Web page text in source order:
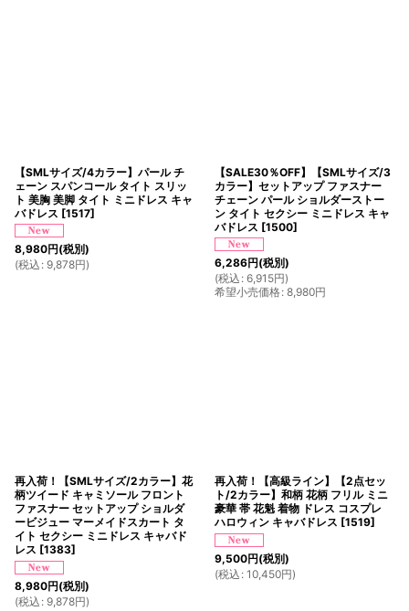
【SMLサイズ/4カラー】パール チ
ェーン スパンコール タイト スリッ
ト 美胸 美脚 タイト ミニドレス キャ
バドレス [1517]
8,980円(税別)
(税込 : 9,878円)
【SALE30％OFF】【SMLサイズ/3
カラー】セットアップ ファスナー
チェーン パール ショルダーストー
ン タイト セクシー ミニドレス キャ
バドレス [1500]
6,286円(税別)
(税込 : 6,915円)
希望小売価格: 8,980円
再入荷！【SMLサイズ/2カラー】花
柄ツイード キャミソール フロント
ファスナー セットアップ ショルダ
ービジュー マーメイドスカート タ
イト セクシー ミニドレス キャバド
レス [1383]
8,980円(税別)
(税込 : 9,878円)
再入荷！【高級ライン】【2点セッ
ト/2カラー】和柄 花柄 フリル ミニ
豪華 帯 花魁 着物 ドレス コスプレ
ハロウィン キャバドレス [1519]
9,500円(税別)
(税込 : 10,450円)